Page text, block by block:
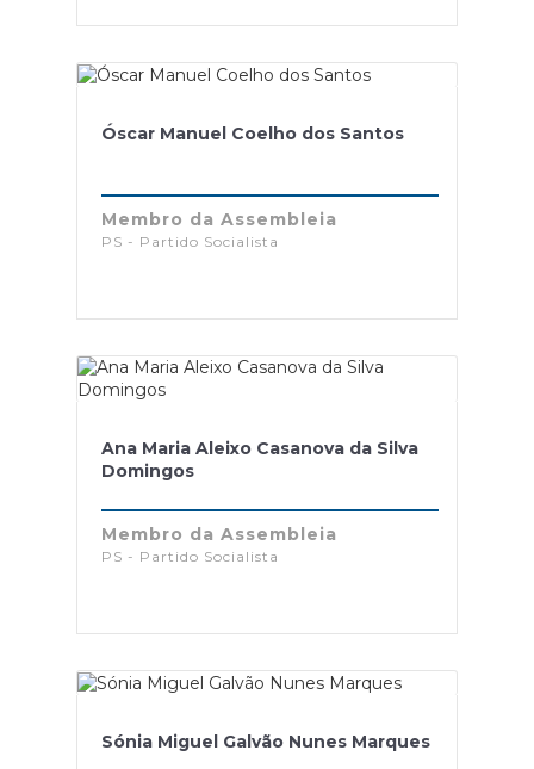
Óscar Manuel Coelho dos Santos
Membro da Assembleia
PS - Partido Socialista
Ana Maria Aleixo Casanova da Silva
Domingos
Membro da Assembleia
PS - Partido Socialista
Sónia Miguel Galvão Nunes Marques